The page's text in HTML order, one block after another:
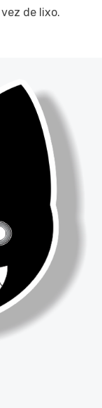
de lixo.